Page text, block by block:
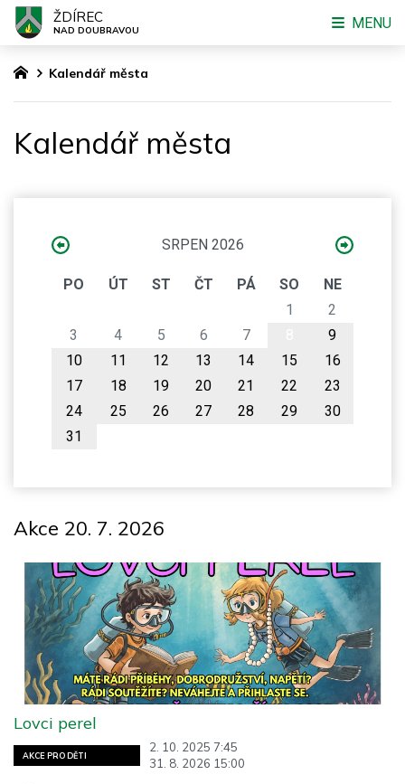
Kalendář města
Kalendář města
SRPEN 2026
PO ÚT ST ČT PÁ SO
NE
1
2
3
4 5 6 7
9
10
11 12 13 14 15
16
17
18 19 20 21 22
23
24
25 26 27 28 29
30
31
Akce 20. 7. 2026
AKCE PRO DĚTI
2. 10. 2025 7:45
31. 8. 2026 15:00
Lovci perel
ŽDÍREC
NAD DOUBRAVOU MENU